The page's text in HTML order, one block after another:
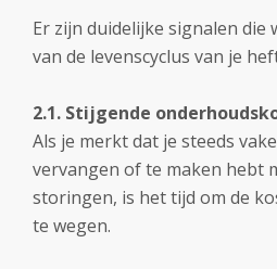
Er zijn duidelijke signalen die
van de levenscyclus van je
2.1. Stijgende
Als je merkt dat je steeds
vervangen of te maken hebt
storingen, is het tijd om de
te wegen.